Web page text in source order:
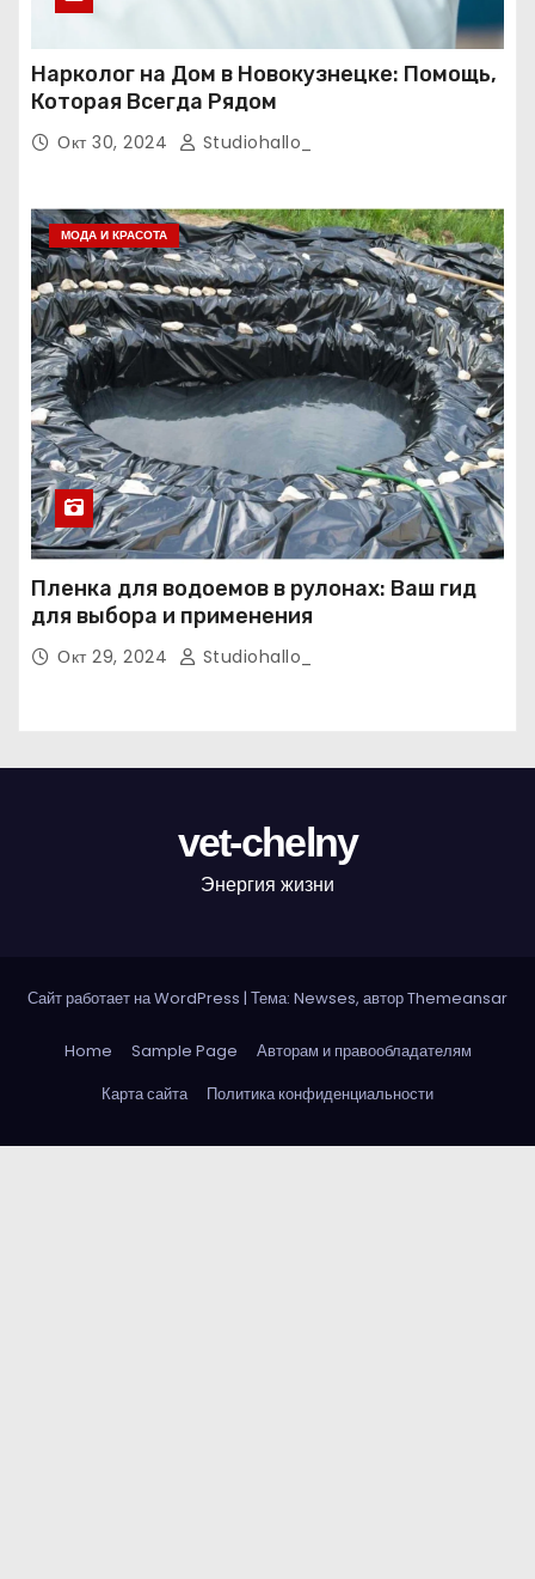
Нарколог на Дом в Новокузнецке: Помощь,
Которая Всегда Рядом
Окт 30, 2024 Studiohallo_
МОДА И КРАСОТА
Пленка для водоемов в рулонах: Ваш гид
для выбора и применения
Окт 29, 2024 Studiohallo_
vet-chelny
Энергия жизни
Сайт работает на WordPress | Тема: Newses, авторThemeansar
Home Sample Page
Авторам и правообладателям
Карта сайта
Политика конфиденциальности